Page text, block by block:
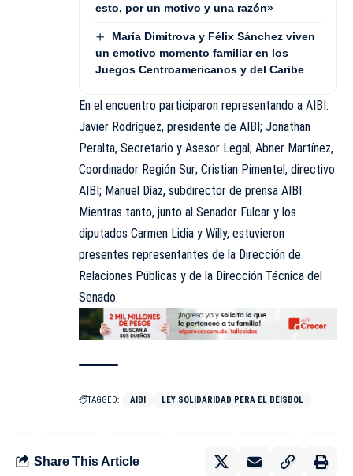
esto, por un motivo y una razón»
María Dimitrova y Félix Sánchez viven
un emotivo momento familiar en los
Juegos Centroamericanos y del Caribe
En el encuentro participaron representando a AIBI:
Javier Rodríguez, presidente de AIBI; Jonathan
Peralta, Secretario y Asesor Legal; Abner Martínez,
Coordinador Región Sur; Cristian Pimentel, directivo
AIBI; Manuel Díaz, subdirector de prensa AIBI.
Mientras tanto, junto al Senador Fulcar y los
diputados Carmen Lidia y Willy, estuvieron
presentes representantes de la Dirección de
Relaciones Públicas y de la Dirección Técnica del
Senado.
TAGGED: AIBI LEY SOLIDARIDAD PERA EL BÉISBOL
Share This Article